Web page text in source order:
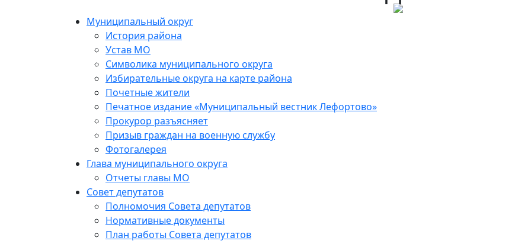
Муниципальный округ
История района
Устав МО
Символика муниципального округа
Избирательные округа на карте района
Почетные жители
Печатное издание «Муниципальный вестник Лефортово»
Прокурор разъясняет
Призыв граждан на военную службу
Фотогалерея
Глава муниципального округа
Отчеты главы МО
Совет депутатов
Полномочия Совета депутатов
Нормативные документы
План работы Совета депутатов